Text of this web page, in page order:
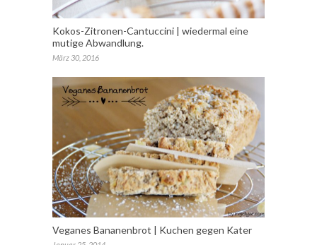
Kokos-Zitronen-Cantuccini | wiedermal eine
mutige Abwandlung.
März 30, 2016
Veganes Bananenbrot | Kuchen gegen Kater